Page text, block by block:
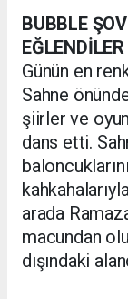
BUBBLE
EĞLENDİLER
Günün en
Sahne
şiirler ve
dans etti.
arada
macundan
dışındaki